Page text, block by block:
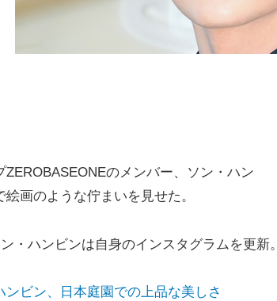
ZEROBASEONEのメンバー、ソン・ハン
絵画のような佇まいを見せた。
・ハンビンは自身のインスタグラムを更新。
ンビン、日本庭園での上品な美しさ